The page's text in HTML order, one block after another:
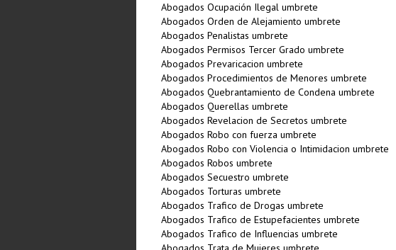
Abogados Ocupación Ilegal umbrete
Abogados Orden de Alejamiento umbrete
Abogados Penalistas umbrete
Abogados Permisos Tercer Grado umbrete
Abogados Prevaricacion umbrete
Abogados Procedimientos de Menores umbrete
Abogados Quebrantamiento de Condena umbrete
Abogados Querellas umbrete
Abogados Revelacion de Secretos umbrete
Abogados Robo con fuerza umbrete
Abogados Robo con Violencia o Intimidacion umbrete
Abogados Robos umbrete
Abogados Secuestro umbrete
Abogados Torturas umbrete
Abogados Trafico de Drogas umbrete
Abogados Trafico de Estupefacientes umbrete
Abogados Trafico de Influencias umbrete